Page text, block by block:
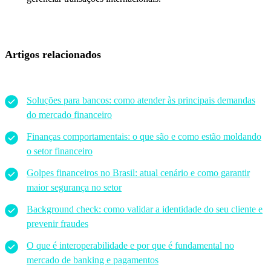
Artigos relacionados
Soluções para bancos: como atender às principais demandas
do mercado financeiro
Finanças comportamentais: o que são e como estão moldando
o setor financeiro
Golpes financeiros no Brasil: atual cenário e como garantir
maior segurança no setor
Background check: como validar a identidade do seu cliente e
prevenir fraudes
O que é interoperabilidade e por que é fundamental no
mercado de banking e pagamentos